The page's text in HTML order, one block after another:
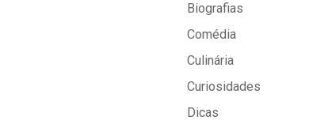
Biografias
Comédia
Culinária
Curiosidades
Dicas